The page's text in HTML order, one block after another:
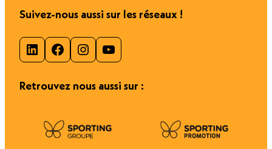
Suivez-nous aussi sur les réseaux !
LinkedIn Facebook Instagram YouTube
Retrouvez nous aussi sur :